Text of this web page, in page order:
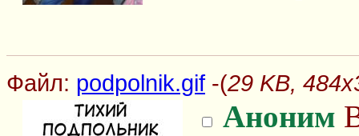
Файл: podpolnik.gif-(29 KB,
Аноним